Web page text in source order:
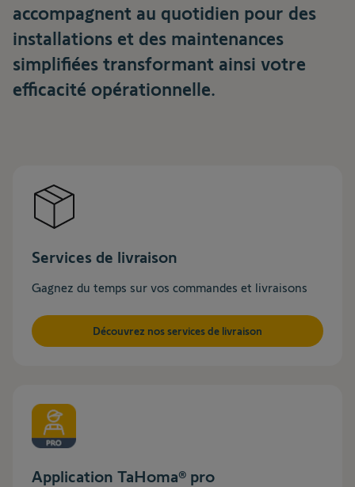
accompagnent au quotidien pour des
installations et des maintenances
simplifiées transformant ainsi votre
efficacité opérationnelle.
Services de livraison
Gagnez du temps sur vos commandes et livraisons
Découvrez nos services de livraison
Application TaHoma® pro